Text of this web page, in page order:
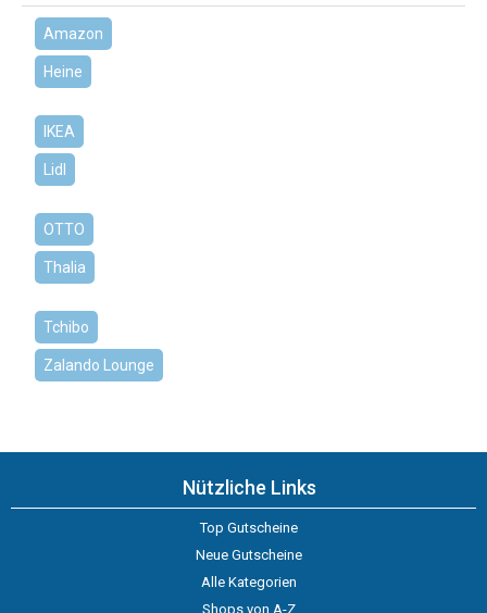
Amazon
Heine
IKEA
Lidl
OTTO
Thalia
Tchibo
Zalando Lounge
Nützliche Links
Top Gutscheine
Neue Gutscheine
Alle Kategorien
Shops von A-Z